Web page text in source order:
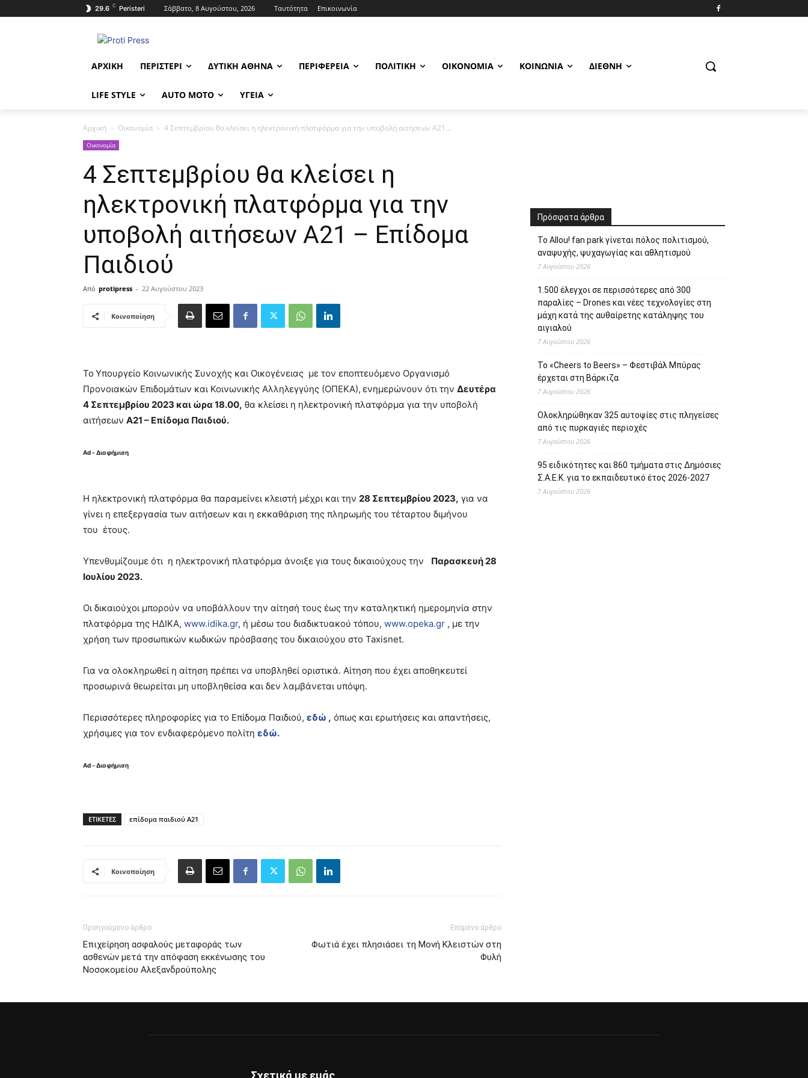
29.6 C Peristeri Σάββατο, 8 Αυγούστου, 2026 Ταυτότητα Επικοινωνία
ΑΡΧΙΚΉ ΠΕΡΙΣΤΈΡΙ ΔΥΤΙΚΉ ΑΘΉΝΑ ΠΕΡΙΦΈΡΕΙΑ ΠΟΛΙΤΙΚΉ ΟΙΚΟΝΟΜΊΑ ΚΟΙΝΩΝΊΑ ΔΙΕΘΝΉ
LIFE STYLE AUTO MOTO ΥΓΕΊΑ
Αρχική Οικονομία 4 Σεπτεμβρίου θα κλείσει η ηλεκτρονική πλατφόρμα για την υποβολή αιτήσεων Α21...
Οικονομία
4 Σεπτεμβρίου θα κλείσει η
ηλεκτρονική πλατφόρμα για την
υποβολή αιτήσεων Α21 – Επίδομα
Παιδιού
Από protipress - 22 Αυγούστου 2023
Κοινοποίηση
Το Υπουργείο Κοινωνικής Συνοχής και Οικογένειας με τον εποπτευόμενο Οργανισμό
Προνοιακών Επιδομάτων και Κοινωνικής Αλληλεγγύης (ΟΠΕΚΑ), ενημερώνουν ότι την Δευτέρα
4 Σεπτεμβρίου 2023 και ώρα 18.00, θα κλείσει η ηλεκτρονική πλατφόρμα για την υποβολή
αιτήσεων Α21 – Επίδομα Παιδιού.
Ad - Διαφήμιση
Η ηλεκτρονική πλατφόρμα θα παραμείνει κλειστή μέχρι και την 28 Σεπτεμβρίου 2023, για να
γίνει η επεξεργασία των αιτήσεων και η εκκαθάριση της πληρωμής του τέταρτου διμήνου
του έτους.
Υπενθυμίζουμε ότι η ηλεκτρονική πλατφόρμα άνοιξε για τους δικαιούχους την Παρασκευή 28
Ιουλίου 2023.
Οι δικαιούχοι μπορούν να υποβάλλουν την αίτησή τους έως την καταληκτική ημερομηνία στην
πλατφόρμα της ΗΔΙΚΑ, www.idika.gr, ή μέσω του διαδικτυακού τόπου, www.opeka.gr , με την
χρήση των προσωπικών κωδικών πρόσβασης του δικαιούχου στο Taxisnet.
Για να ολοκληρωθεί η αίτηση πρέπει να υποβληθεί οριστικά. Αίτηση που έχει αποθηκευτεί
προσωρινά θεωρείται μη υποβληθείσα και δεν λαμβάνεται υπόψη.
Περισσότερες πληροφορίες για το Επίδομα Παιδιού, εδώ , όπως και ερωτήσεις και απαντήσεις,
χρήσιμες για τον ενδιαφερόμενο πολίτη εδώ.
Ad - Διαφήμιση
ΕΤΙΚΈΤΕΣ επίδομα παιδιού Α21
Κοινοποίηση
Προηγούμενο άρθρο
Eπιχείρηση ασφαλούς μεταφοράς των
ασθενών μετά την απόφαση εκκένωσης του
Νοσοκομείου Αλεξανδρούπολης
Επόμενο άρθρο
Φωτιά έχει πλησιάσει τη Μονή Κλειστών στη
Φυλή
Πρόσφατα άρθρα
Το Allou! fan park γίνεται πόλος πολιτισμού,
αναψυχής, ψυχαγωγίας και αθλητισμού
7 Αυγούστου 2026
1.500 έλεγχοι σε περισσότερες από 300
παραλίες – Drones και νέες τεχνολογίες στη
μάχη κατά της αυθαίρετης κατάληψης του
αιγιαλού
7 Αυγούστου 2026
Το «Cheers to Beers» – Φεστιβάλ Μπύρας
έρχεται στη Βάρκιζα
7 Αυγούστου 2026
Ολοκληρώθηκαν 325 αυτοψίες στις πληγείσες
από τις πυρκαγιές περιοχές
7 Αυγούστου 2026
95 ειδικότητες και 860 τμήματα στις Δημόσιες
Σ.Α.Ε.Κ. για το εκπαιδευτικό έτος 2026-2027
7 Αυγούστου 2026
Σχετικά με εμάς